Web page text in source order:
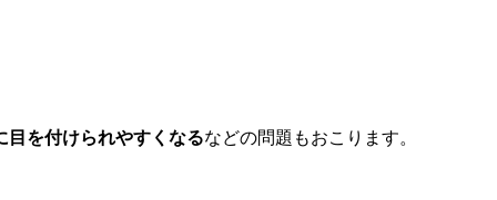
目を付けられやすくなるなどの問題もおこります。